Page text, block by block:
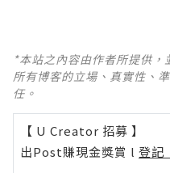
*本站之內容由作者所提供
所有博客的立場、真實性、
任。
【 U Creator 招募 】
出Post賺現金獎賞 l 登記